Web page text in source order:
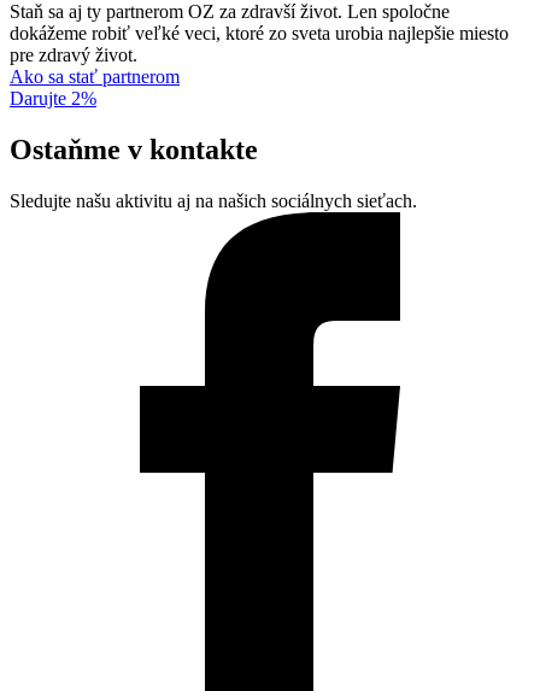
Staň sa aj ty partnerom OZ za zdravší život. Len spoločne
dokážeme robiť veľké veci, ktoré zo sveta urobia najlepšie miesto
pre zdravý život.
Ako sa stať partnerom
Darujte 2%
Ostaňme v kontakte
Sledujte našu aktivitu aj na našich sociálnych sieťach.